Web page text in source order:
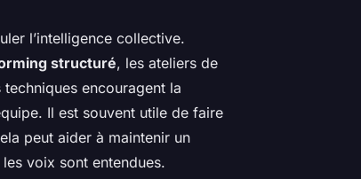
l’intelligence collective.
structuré, les ateliers de
encouragent la
Il est souvent utile de faire
peut aider à maintenir un
voix sont entendues.